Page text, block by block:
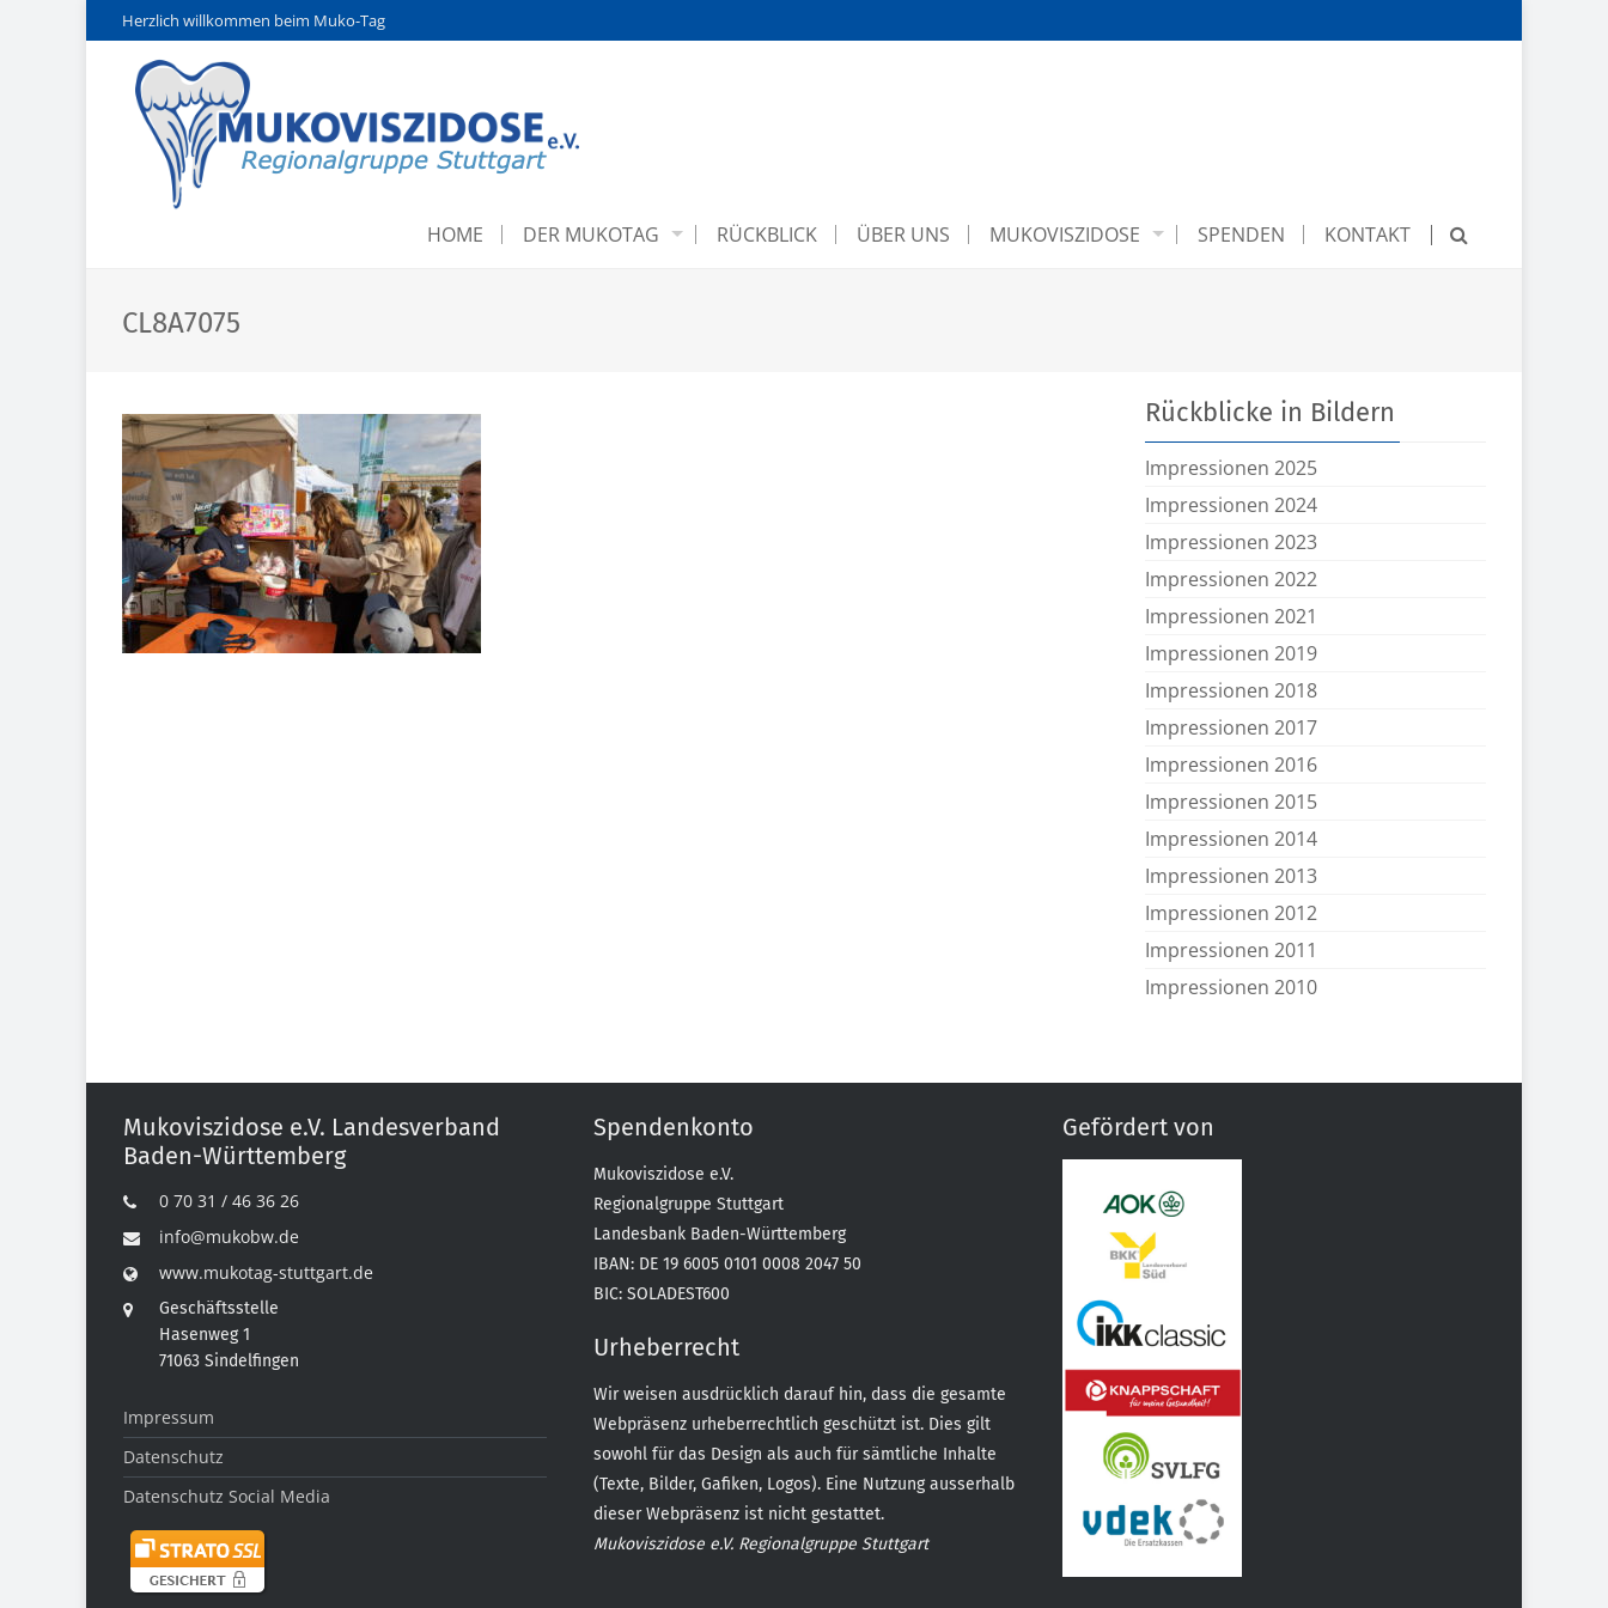
Herzlich willkommen beim Muko-Tag
HOME DER MUKOTAG RÜCKBLICK ÜBER UNS MUKOVISZIDOSE SPENDEN KONTAKT
CL8A7075
Rückblicke in Bildern
Impressionen 2025
Impressionen 2024
Impressionen 2023
Impressionen 2022
Impressionen 2021
Impressionen 2019
Impressionen 2018
Impressionen 2017
Impressionen 2016
Impressionen 2015
Impressionen 2014
Impressionen 2013
Impressionen 2012
Impressionen 2011
Impressionen 2010
Mukoviszidose e.V. Landesverband
Baden-Württemberg
0 70 31 / 46 36 26
info@mukobw.de
www.mukotag-stuttgart.de
Geschäftsstelle
Hasenweg 1
71063 Sindelfingen
Impressum
Datenschutz
Datenschutz Social Media
Spendenkonto
Mukoviszidose e.V.
Regionalgruppe Stuttgart
Landesbank Baden-Württemberg
IBAN: DE 19 6005 0101 0008 2047 50
BIC: SOLADEST600
Urheberrecht
Wir weisen ausdrücklich darauf hin, dass die gesamte
Webpräsenz urheberrechtlich geschützt ist. Dies gilt
sowohl für das Design als auch für sämtliche Inhalte
(Texte, Bilder, Gafiken, Logos). Eine Nutzung ausserhalb
dieser Webpräsenz ist nicht gestattet.
Mukoviszidose e.V. Regionalgruppe Stuttgart
Gefördert von